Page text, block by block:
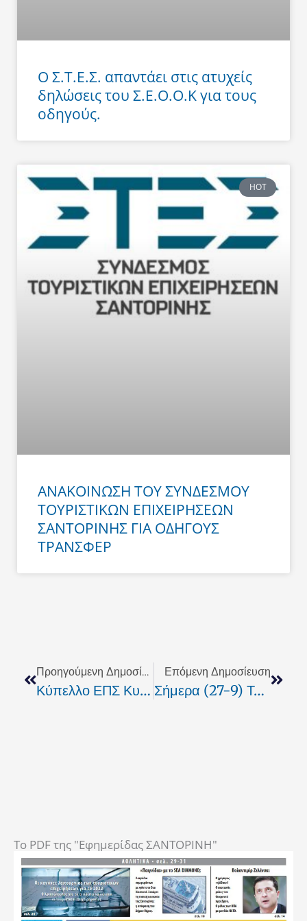
Ο Σ.Τ.Ε.Σ. απαντάει στις ατυχείς
δηλώσεις του Σ.Ε.Ο.Ο.Κ για τους
οδηγούς.
HOT
ΑΝΑΚΟΙΝΩΣΗ ΤΟΥ ΣΥΝΔΕΣΜΟΥ
ΤΟΥΡΙΣΤΙΚΩΝ ΕΠΙΧΕΙΡΗΣΕΩΝ
ΣΑΝΤΟΡΙΝΗΣ ΓΙΑ ΟΔΗΓΟΥΣ
ΤΡΑΝΣΦΕΡ
Προηγούμενη Δημοσίευση
Κύπελλο ΕΠΣ Κυκλάδων: Αρχίζει Η Δράση Για Τις Ομάδες Της Σαντορίνης
Επόμενη Δημοσίευση
Σήμερα (27-9) Τα Εγκαίνια Του Έργου «Εγκατάσταση Μονάδας Αφαλάτωσης Μυκόνου»
To PDF της "Εφημερίδας ΣΑΝΤΟΡΙΝΗ"